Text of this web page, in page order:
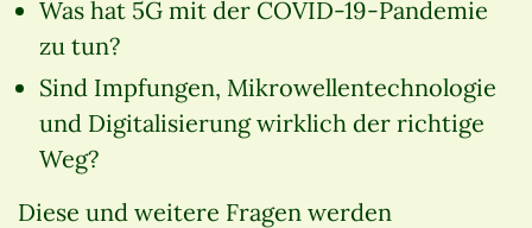
Was hat 5G mit der COVID-19-Pandemie
zu tun?
Sind Impfungen, Mikrowellentechnologie
und Digitalisierung wirklich der richtige
Weg?
Diese und weitere Fragen werden